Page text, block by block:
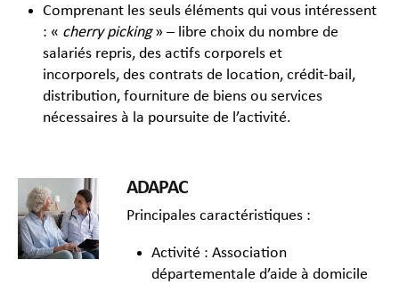
Comprenant les seuls éléments qui vous intéressent
: « cherry picking» – libre choix du nombre de
salariés repris, des actifs corporels et
incorporels, des contrats de location, crédit-bail,
distribution, fourniture de biens ou services
nécessaires à la poursuite de l’activité.
ADAPAC
Principales caractéristiques :
Activité : Association
départementale d’aide à domicile